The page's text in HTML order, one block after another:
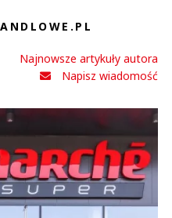
Najnowsze artykuły autora
Napisz wiadomość